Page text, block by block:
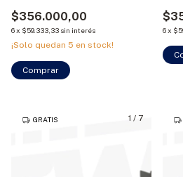
$356.000,00
6x $59.333,33 sin interés
¡Solo quedan 5 en stock!
Comprar
6x
1 / 7
GRATIS